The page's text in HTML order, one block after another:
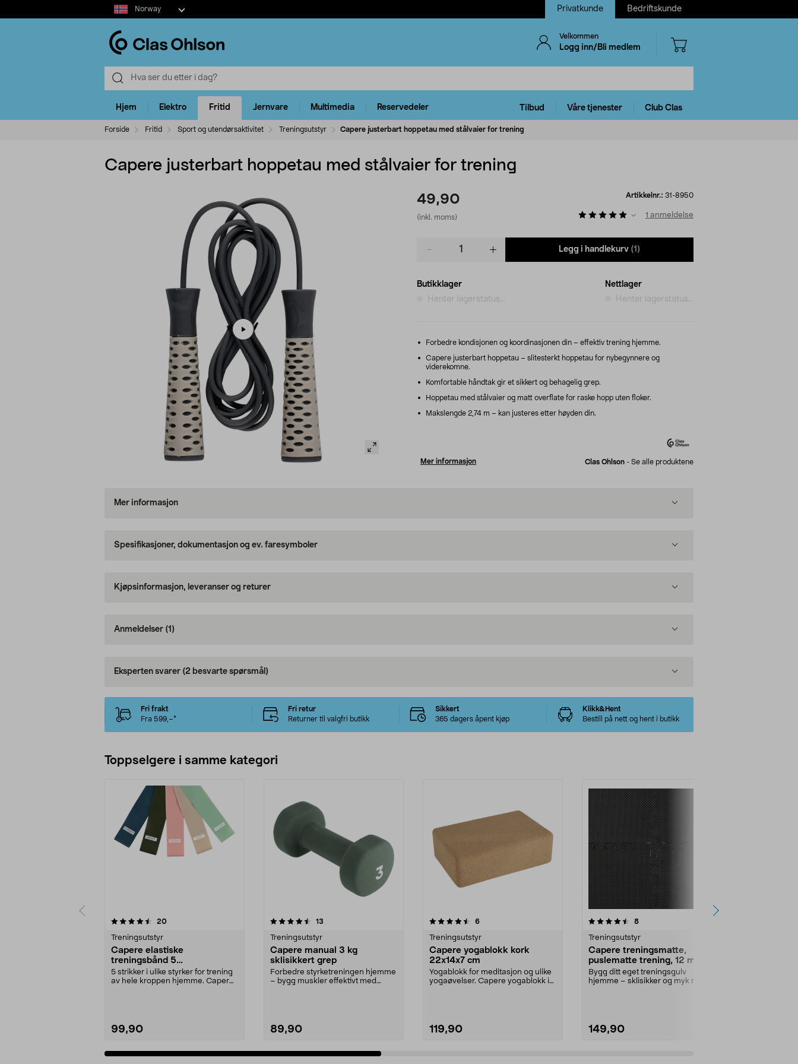
Select
market
Norway Privatkunde Bedriftskunde
Velkommen
Logg inn/Bli medlem
Hjem Elektro Fritid Jernvare Multimedia Reservedeler Tilbud Våre tjenester Club Clas
Forside Fritid Sport og utendørsaktivitet Treningsutstyr Capere justerbart hoppetau med stålvaier for trening
Capere justerbart hoppetau med stålvaier for trening
49,90
(inkl. moms)
Artikkelnr.: 31-8950
1 anmeldelse
Legg i handlekurv (1)
Butikklager
Henter lagerstatus...
Nettlager
Henter lagerstatus...
Forbedre kondisjonen og koordinasjonen din – effektiv trening hjemme.
Capere justerbart hoppetau – slitesterkt hoppetau for nybegynnere og
viderekomne.
Komfortable håndtak gir et sikkert og behagelig grep.
Hoppetau med stålvaier og matt overflate for raske hopp uten floker.
Makslengde 2,74 m – kan justeres etter høyden din.
Mer informasjon Clas Ohlson - Se alle produktene
Mer informasjon
Spesifikasjoner, dokumentasjon og ev. faresymboler
Kjøpsinformasjon, leveranser og returer
Anmeldelser (1)
Eksperten svarer (2 besvarte spørsmål)
Fri frakt
Fra 599,–*
Fri retur
Returner til valgfri butikk
Sikkert
365 dagers åpent kjøp
Klikk&Hent
Bestill på nett og hent i butikk
Toppselgere i samme kategori
20anmeldelser
Treningsutstyr
Capere elastiske
treningsbånd 5
motstandsnivåer 5-pakning
5 strikker i ulike styrker for trening
av hele kroppen hjemme. Capere
99,90
4.5 av 5 stjerner 13
Treningsutstyr
Capere manual 3 kg
sklisikkert grep
Forbedre styrketreningen hjemme
– bygg muskler effektivt med
89,90
4.5 av 5 stjerner 6anmeldelser
Treningsutstyr
Capere yogablokk kork
22x14x7 cm
Yogablokk for meditasjon og ulike
yogaøvelser. Capere yogablokk i
119,90
4.5 av 5 stjerner 8anmeldelser
Treningsutstyr
Capere treningsmatte,
puslematte trening, 12 mm,
4-pakning
Bygg ditt eget treningsgulv
hjemme – sklisikker og myk matte,
149,90
4.5 av 5 stjerner